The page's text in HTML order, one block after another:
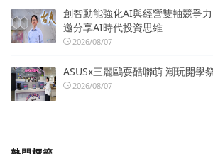
創智動能強化AI與經營雙軸競爭
邀分享AI時代投資思維
2026/08/07
ASUSx三麗鷗耍酷聯萌 潮玩開學
2026/08/07